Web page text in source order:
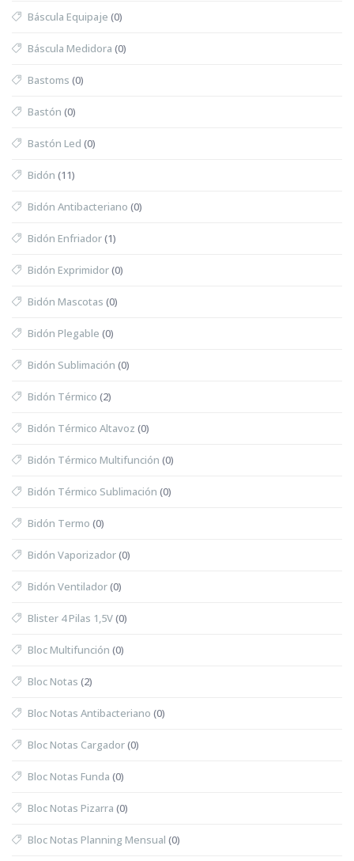
Báscula Equipaje (0)
Báscula Medidora (0)
Bastoms (0)
Bastón (0)
Bastón Led (0)
Bidón (11)
Bidón Antibacteriano (0)
Bidón Enfriador(1)
Bidón Exprimidor(0)
Bidón Mascotas (0)
Bidón Plegable (0)
Bidón Sublimación (0)
Bidón Térmico (2)
Bidón Térmico Altavoz (0)
Bidón Térmico Multifunción (0)
Bidón Térmico Sublimación (0)
Bidón Termo (0)
Bidón Vaporizador(0)
Bidón Ventilador(0)
Blister 4 Pilas 1,5V(0)
Bloc Multifunción (0)
Bloc Notas (2)
Bloc Notas Antibacteriano (0)
Bloc Notas Cargador(0)
Bloc Notas Funda (0)
Bloc Notas Pizarra (0)
Bloc Notas Planning Mensual (0)